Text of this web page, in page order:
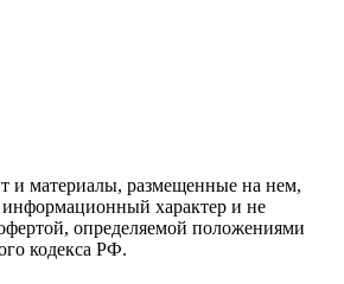
и материалы, размещенные на нем,
характер и не
определяемой положениями
кодекса РФ.